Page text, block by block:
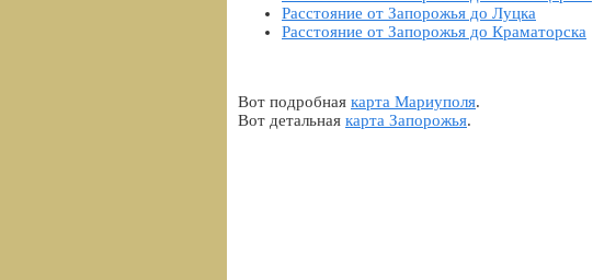
Расстояние от Запорожья до Луцка
Расстояние от Запорожья до Краматорска
Вот подробная карта Мариуполя.
Вот детальная карта Запорожья.